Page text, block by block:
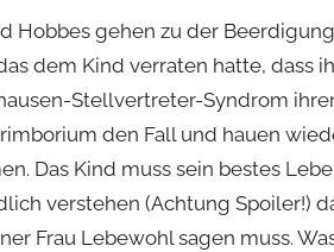
Hobbes gehen zu der
dem Kind verraten hatte, dass
Stellvertreter-Syndrom
den Fall und hauen
Das Kind muss sein bestes
verstehen (Achtung Spoiler!)
Frau Lebewohl sagen muss.